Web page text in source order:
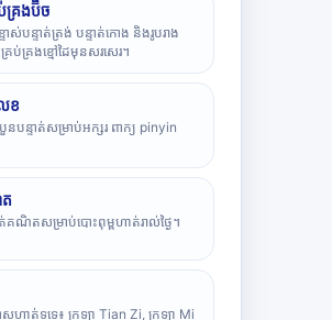
គ្រងប៊ិច
ទាស់បន្ទាត់ត្រង់ បន្ទាត់កោង និងរូបរាង
ប់គ្រងខ្មៅដៃមុនសរសេរ។
ខ
នបន្ទាត់សម្រាប់អក្សរ ពាក្យ pinyin
គណិតសម្រាប់បោះពុម្ពហាត់រាល់ថ្ងៃ។
សហាត់ទទេ៖ ក្រឡា Tian Zi, ក្រឡា Mi